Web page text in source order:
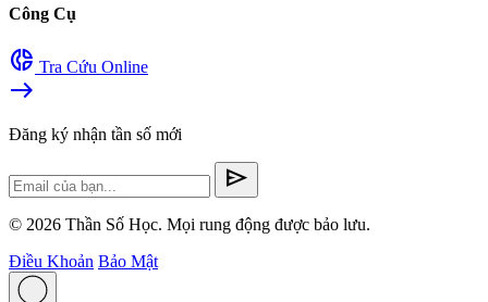
Công Cụ
donut_small Tra Cứu Online
east
Đăng ký nhận tần số mới
send
© 2026 Thần Số Học. Mọi rung động được bảo lưu.
Điều Khoản Bảo Mật